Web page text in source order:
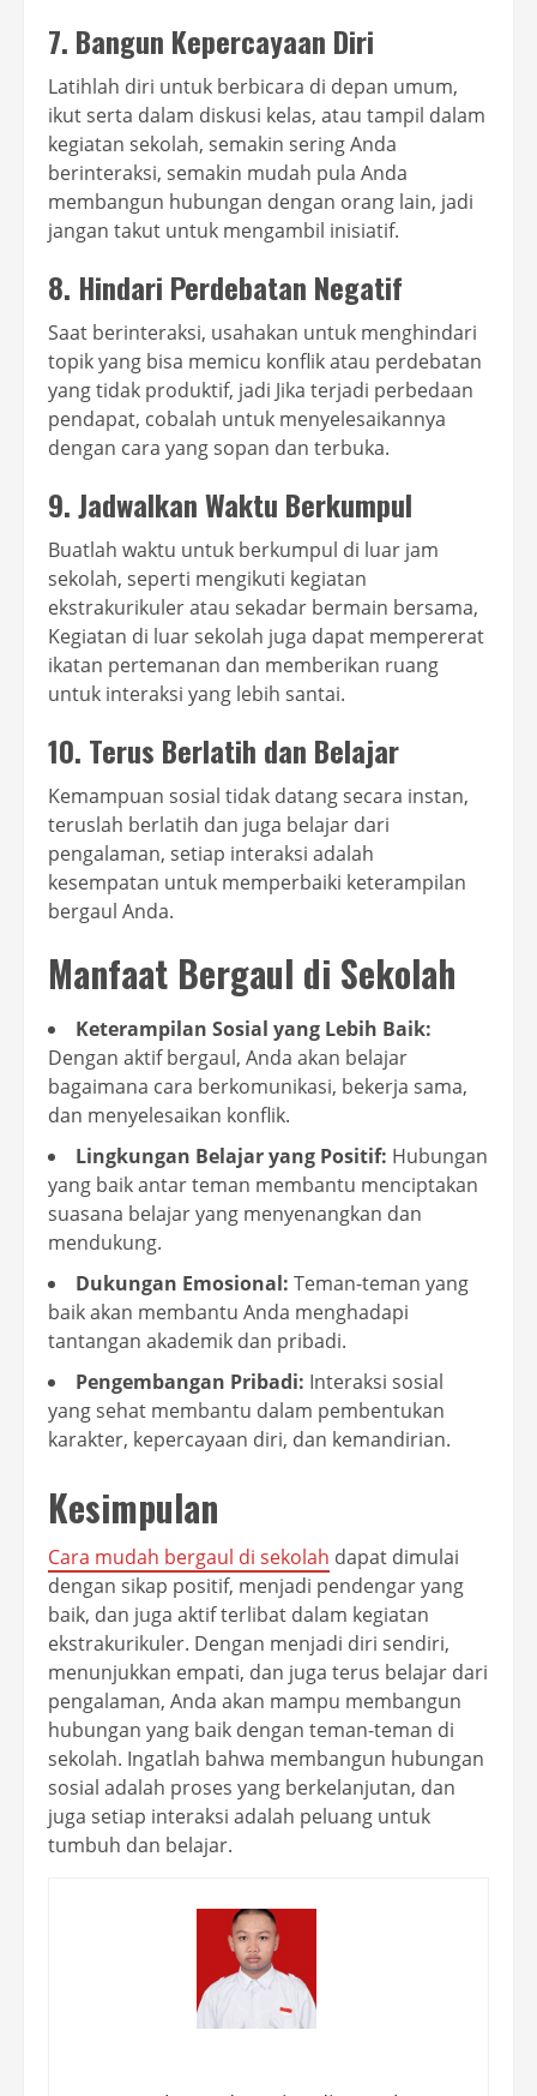
7. Bangun Kepercayaan Diri
Latihlah diri untuk berbicara di depan umum,
ikut serta dalam diskusi kelas, atau tampil dalam
kegiatan sekolah, semakin sering Anda
berinteraksi, semakin mudah pula Anda
membangun hubungan dengan orang lain, jadi
jangan takut untuk mengambil inisiatif.
8. Hindari Perdebatan Negatif
Saat berinteraksi, usahakan untuk menghindari
topik yang bisa memicu konflik atau perdebatan
yang tidak produktif, jadi Jika terjadi perbedaan
pendapat, cobalah untuk menyelesaikannya
dengan cara yang sopan dan terbuka.
9. Jadwalkan Waktu Berkumpul
Buatlah waktu untuk berkumpul di luar jam
sekolah, seperti mengikuti kegiatan
ekstrakurikuler atau sekadar bermain bersama,
Kegiatan di luar sekolah juga dapat mempererat
ikatan pertemanan dan memberikan ruang
untuk interaksi yang lebih santai.
10. Terus Berlatih dan Belajar
Kemampuan sosial tidak datang secara instan,
teruslah berlatih dan juga belajar dari
pengalaman, setiap interaksi adalah
kesempatan untuk memperbaiki keterampilan
bergaul Anda.
Manfaat Bergaul di Sekolah
Keterampilan Sosial yang Lebih Baik:
Dengan aktif bergaul, Anda akan belajar
bagaimana cara berkomunikasi, bekerja sama,
dan menyelesaikan konflik.
Lingkungan Belajar yang Positif: Hubungan
yang baik antar teman membantu menciptakan
suasana belajar yang menyenangkan dan
mendukung.
Dukungan Emosional: Teman-teman yang
baik akan membantu Anda menghadapi
tantangan akademik dan pribadi.
Pengembangan Pribadi: Interaksi sosial
yang sehat membantu dalam pembentukan
karakter, kepercayaan diri, dan kemandirian.
Kesimpulan
Cara mudah bergaul di sekolah dapat dimulai
dengan sikap positif, menjadi pendengar yang
baik, dan juga aktif terlibat dalam kegiatan
ekstrakurikuler. Dengan menjadi diri sendiri,
menunjukkan empati, dan juga terus belajar dari
pengalaman, Anda akan mampu membangun
hubungan yang baik dengan teman-teman di
sekolah. Ingatlah bahwa membangun hubungan
sosial adalah proses yang berkelanjutan, dan
juga setiap interaksi adalah peluang untuk
tumbuh dan belajar.